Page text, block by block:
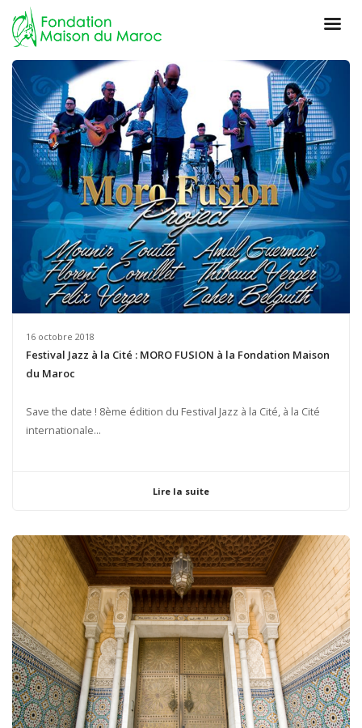
16 octobre 2018
Festival Jazz à la Cité : MORO FUSION à la Fondation Maison
du Maroc
Save the date ! 8ème édition du Festival Jazz à la Cité, à la Cité
internationale...
Lire la suite